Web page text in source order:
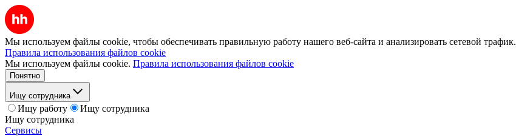
Мы используем файлы cookie, чтобы обеспечивать правильную работу нашего веб-сайта и анализировать сетевой трафик.
Правила использования файлов cookie
Мы используем файлы cookie. Правила использования файлов cookie
Понятно
Ищу сотрудника
Ищу работу
Ищу сотрудника
Ищу сотрудника
Сервисы